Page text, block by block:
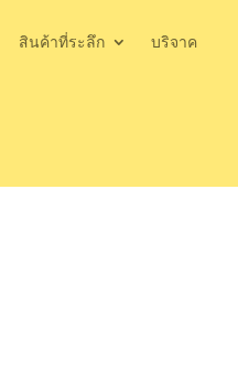
สินค้าที่ระลึก บริจาค